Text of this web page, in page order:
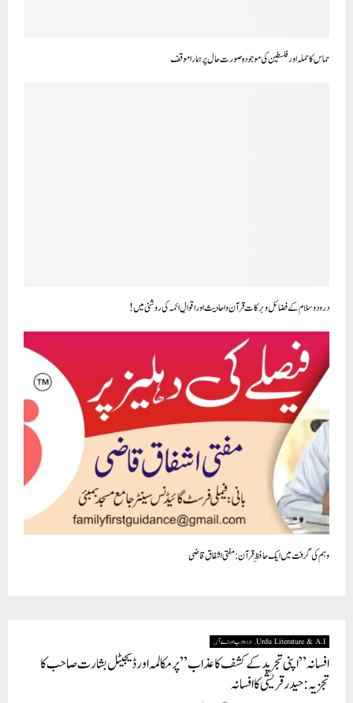
حماس کا حملہ اور فلسطین کی موجودہ صورت حال پر ہمارا موقف
درود و سلام کے فضائل وبرکات قرآن واحادیث اور اقوالِ ائمہ کی روشنی میں!
وہم کی گرفت میں ایک حافظِ قرآن : مفتی اشفاق قاضی
Urdu Literature & A.I. اردو ادب اور اے آٸ
افسانہ ” اپنی تجرید کے کشف کا عذاب” پر مکالمہ اور ڈیجیٹل بشارت صاحب کا
تجزيہ : حیدرقریشی کا افسانہ